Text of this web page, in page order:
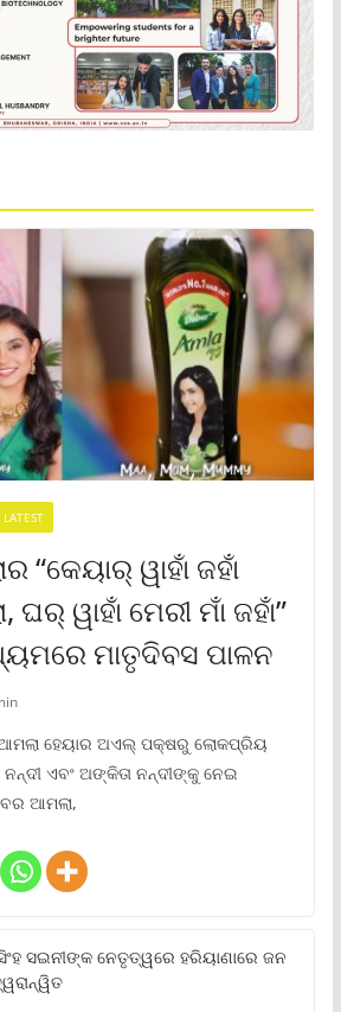
LATEST
“କେୟାର୍ ୱାହାଁ ଜହାଁ
ୱାହାଁ ମେରୀ ମାଁ ଜହାଁ”
ମାତୃଦିବସ ପାଳନ
ହେୟାର ଅଏଲ୍ ପକ୍ଷରୁ ଲୋକପ୍ରିୟ
ଏବଂ ଅଙ୍କିତା ନନ୍ଦୀଙ୍କୁ ନେଇ
ଆମଲା,
ସଇନୀଙ୍କ ନେତୃତ୍ୱରେ ହରିୟାଣାରେ ଜନ